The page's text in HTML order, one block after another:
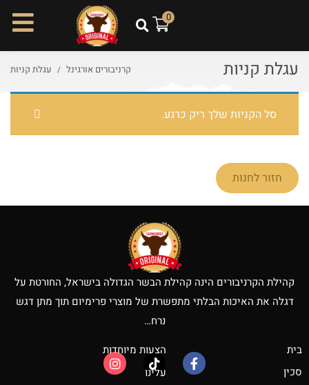
ו
0
עגלת קניות קרניבורים אורגינל עגלת קניות
סל הקניות שלך ריק כרגע.
חזור לחנות
קהילת הקרניבורים הינה קהילת הבשר הגדולה בישראל, החורטת על
דגלה את האיכות הבלתי מתפשרת של מוצרי פרימיום תוך מתן דגש
נרח…
בית
סכין
הצעות מיוחדות
עלינו